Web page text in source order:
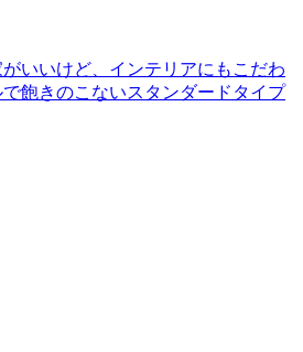
いいけど、インテリアにもこだわ
飽きのこないスタンダードタイプ